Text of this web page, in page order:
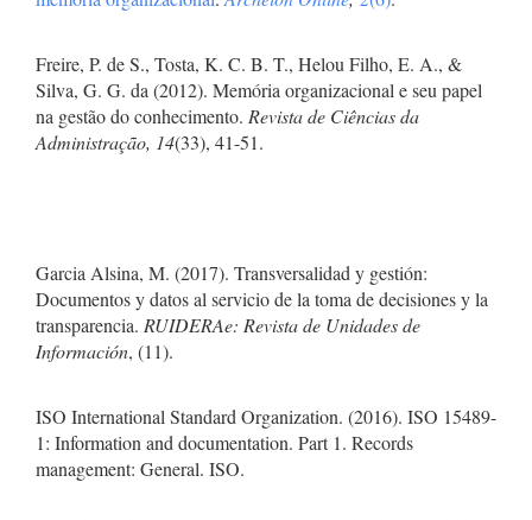
Freire, P. de S., Tosta, K. C. B. T., Helou Filho, E. A., &
Silva, G. G. da (2012). Memória organizacional e seu papel
na gestão do conhecimento. Revista de Ciências da
Administração, 14(33), 41-51.
Garcia Alsina, M. (2017). Transversalidad y gestión:
Documentos y datos al servicio de la toma de decisiones y la
transparencia. RUIDERAe: Revista de Unidades de
Información, (11).
ISO International Standard Organization. (2016). ISO 15489-
1: Information and documentation. Part 1. Records
management: General. ISO.